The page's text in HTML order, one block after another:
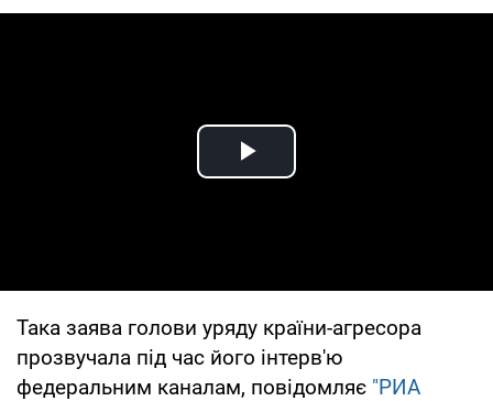
Play Video
Така заява голови уряду країни-агресора
прозвучала під час його інтерв'ю
федеральним каналам, повідомляє "РИА